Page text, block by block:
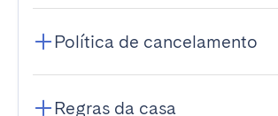
Política de cancelamento
Regras da casa